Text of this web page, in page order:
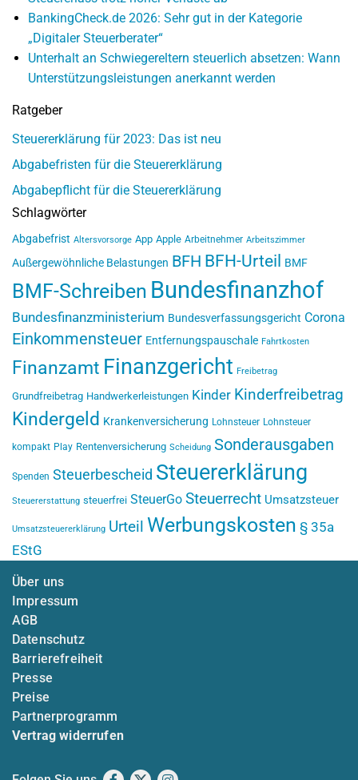
BankingCheck.de 2026: Sehr gut in der Kategorie
„Digitaler Steuerberater“
Unterhalt an Schwiegereltern steuerlich absetzen: Wann
Unterstützungsleistungen anerkannt werden
Ratgeber
Steuererklärung für 2023: Das ist neu
Abgabefristen für die Steuererklärung
Abgabepflicht für die Steuererklärung
Schlagwörter
Abgabefrist Altersvorsorge App Apple Arbeitnehmer Arbeitszimmer
Außergewöhnliche Belastungen BFH BFH-Urteil BMF
BMF-Schreiben Bundesfinanzhof
Bundesfinanzministerium Bundesverfassungsgericht Corona
Einkommensteuer Entfernungspauschale Fahrtkosten
Finanzamt Finanzgericht Freibetrag
Grundfreibetrag Handwerkerleistungen Kinder Kinderfreibetrag
Kindergeld Krankenversicherung Lohnsteuer Lohnsteuer
kompakt Play Rentenversicherung Scheidung Sonderausgaben
Spenden Steuerbescheid Steuererklärung
Steuererstattung steuerfrei SteuerGo Steuerrecht Umsatzsteuer
Umsatzsteuererklärung Urteil Werbungskosten § 35a
EStG
Über uns
Impressum
AGB
Datenschutz
Barrierefreiheit
Presse
Preise
Partnerprogramm
Vertrag widerrufen